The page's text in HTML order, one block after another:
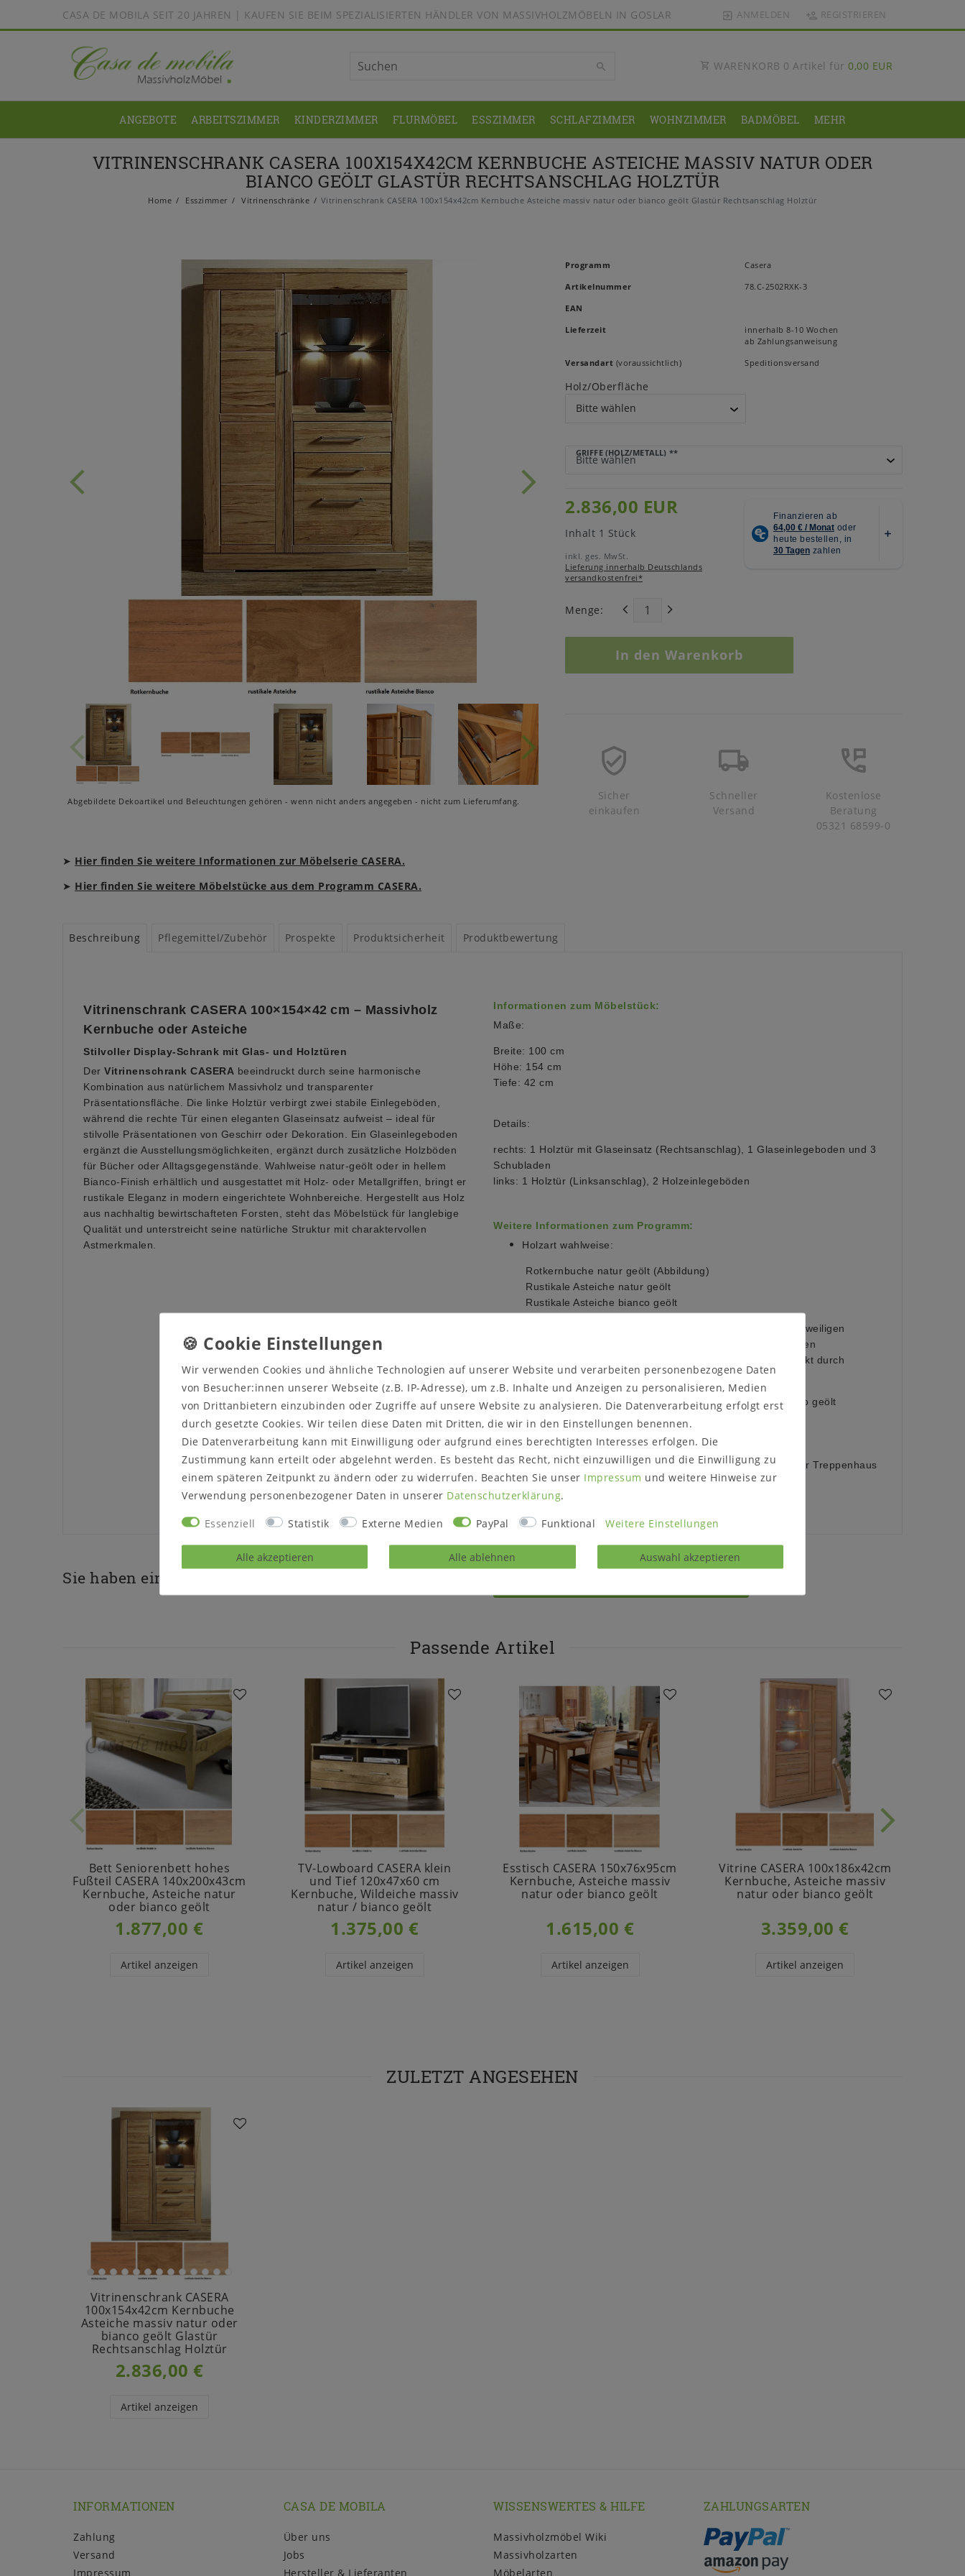
CASA DE MOBILA SEIT 20 JAHREN | KAUFEN SIE BEIM SPEZIALISIERTEN HÄNDLER VON MASSIVHOLZMÖBELN IN GOSLAR ANMELDEN REGISTRIEREN
WARENKORB 0 Artikel für 0,00 EUR
ANGEBOTE ARBEITSZIMMER KINDERZIMMER FLURMÖBEL ESSZIMMER SCHLAFZIMMER WOHNZIMMER BADMÖBEL MEHR
VITRINENSCHRANK CASERA 100X154X42CM KERNBUCHE ASTEICHE MASSIV NATUR ODER
BIANCO GEÖLT GLASTÜR RECHTSANSCHLAG HOLZTÜR
Home Esszimmer Vitrinenschränke Vitrinenschrank CASERA 100x154x42cm Kernbuche Asteiche massiv natur oder bianco geölt Glastür Rechtsanschlag Holztür
Abgebildete Dekoartikel und Beleuchtungen gehören - wenn nicht anders angegeben - nicht zum Lieferumfang.
Programm
Casera
Artikelnummer
78.C-2502RXK-3
EAN
Lieferzeit
innerhalb 8-10 Wochen
ab Zahlungsanweisung
Versandart (voraussichtlich) Speditionsversand
Holz/Oberfläche
GRIFFE (HOLZ/METALL) **
2.836,00 EUR
Inhalt 1 Stück
inkl. ges. MwSt.
Lieferung innerhalb Deutschlands
versandkostenfrei*
Menge:
In den Warenkorb
Sicher
einkaufen
Schneller
Versand
Kostenlose
Beratung
05321 68599-0
➤ Hier finden Sie weitere Informationen zur Möbelserie CASERA.
➤ Hier finden Sie weitere Möbelstücke aus dem Programm CASERA.
Beschreibung Pflegemittel/Zubehör Prospekte Produktsicherheit Produktbewertung
Vitrinenschrank CASERA 100×154×42 cm – Massivholz
Kernbuche oder Asteiche
Stilvoller Display-Schrank mit Glas- und Holztüren
Der Vitrinenschrank CASERA beeindruckt durch seine harmonische
Kombination aus natürlichem Massivholz und transparenter
Präsentationsfläche. Die linke Holztür verbirgt zwei stabile Einlegeböden,
während die rechte Tür einen eleganten Glaseinsatz aufweist – ideal für
stilvolle Präsentationen von Geschirr oder Dekoration. Ein Glaseinlegeboden
ergänzt die Ausstellungsmöglichkeiten, ergänzt durch zusätzliche Holzböden
für Bücher oder Alltagsgegenstände. Wahlweise natur-geölt oder in hellem
Bianco-Finish erhältlich und ausgestattet mit Holz- oder Metallgriffen, bringt er
rustikale Eleganz in modern eingerichtete Wohnbereiche. Hergestellt aus Holz
aus nachhaltig bewirtschafteten Forsten, steht das Möbelstück für langlebige
Qualität und unterstreicht seine natürliche Struktur mit charaktervollen
Astmerkmalen.
Informationen zum Möbelstück:
Maße:
Breite: 100 cm
Höhe: 154 cm
Tiefe: 42 cm
Details:
rechts: 1 Holztür mit Glaseinsatz (Rechtsanschlag), 1 Glaseinlegeboden und 3
Schubladen
links: 1 Holztür (Linksanschlag), 2 Holzeinlegeböden
Weitere Informationen zum Programm:
Holzart wahlweise:
Rotkernbuche natur geölt (Abbildung)
Rustikale Asteiche natur geölt
Rustikale Asteiche bianco geölt
Massivholz ist ein organisches Material, das sich an die jeweiligen
Umgebungsbedingungen anpasst. Im Laufe der Zeit können
Farbveränderungen und Rissbildungen entstehen, verstärkt durch
Sonneneinstrahlung oder starke Lichtquellen.
Oberfläche wahlweise: natur geölt (Abbildung) oder bianco geölt
Griffe wahlweise: Metall (Abbildung) oder Holz
Lieferzustand: montiert
Hinweise zur Anlieferung:
Prüfen Sie vor dem Bestellen, ob das Möbelstück durch Ihr Treppenhaus
/ Zugänge passt
Sie haben eine Frage zu diesem Produkt?
Passende Artikel
Bett Seniorenbett hohes
Fußteil CASERA 140x200x43cm
Kernbuche, Asteiche natur
oder bianco geölt
1.877,00 €
Artikel anzeigen
TV-Lowboard CASERA klein
und Tief 120x47x60 cm
Kernbuche, Wildeiche massiv
natur / bianco geölt
1.375,00 €
Artikel anzeigen
Esstisch CASERA 150x76x95cm
Kernbuche, Asteiche massiv
natur oder bianco geölt
1.615,00 €
Artikel anzeigen
Vitrine CASERA 100x186x42cm
Kernbuche, Asteiche massiv
natur oder bianco geölt
3.359,00 €
Artikel anzeigen
ZULETZT ANGESEHEN
Vitrinenschrank CASERA
100x154x42cm Kernbuche
Asteiche massiv natur oder
bianco geölt Glastür
Rechtsanschlag Holztür
2.836,00 €
Artikel anzeigen
INFORMATIONEN
Zahlung
Versand
Impressum
CASA DE MOBILA
Über uns
Jobs
Hersteller & Lieferanten
WISSENSWERTES & HILFE
Massivholzmöbel Wiki
Massivholzarten
Möbelarten
ZAHLUNGSARTEN
Wir verwenden Cookies und ähnliche Technologien auf unserer Website und verarbeiten personenbezogene Daten
von Besucher:innen unserer Webseite (z.B. IP-Adresse), um z.B. Inhalte und Anzeigen zu personalisieren, Medien
von Drittanbietern einzubinden oder Zugriffe auf unsere Website zu analysieren. Die Datenverarbeitung erfolgt erst
durch gesetzte Cookies. Wir teilen diese Daten mit Dritten, die wir in den Einstellungen benennen.
Die Datenverarbeitung kann mit Einwilligung oder aufgrund eines berechtigten Interesses erfolgen. Die
Zustimmung kann erteilt oder abgelehnt werden. Es besteht das Recht, nicht einzuwilligen und die Einwilligung zu
einem späteren Zeitpunkt zu ändern oder zu widerrufen. Beachten Sie unser Impressum und weitere Hinweise zur
Verwendung personenbezogener Daten in unserer Daten­schutz­erklärung.
Essenziell Statistik Externe Medien PayPal Funktional Weitere Einstellungen
Alle akzeptieren Alle ablehnen Auswahl akzeptieren